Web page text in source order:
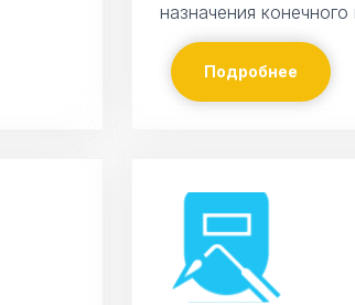
назначения конечного
Подробнее